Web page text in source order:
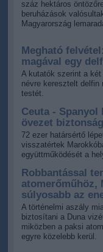
száz hektáros
beruházások
Magyarország
Megható
magával egy
A kutatók szerint a
névre keresztelt delfin
testét.
Ceuta -
övezet
72 ezer határsértő
visszatértek
együttműködését a
Robbantással
atomerőműhöz,
súlyosabb az
A történelmi aszály
biztosítani a Duna
miközben a paksi
egyre közelebb kerül.